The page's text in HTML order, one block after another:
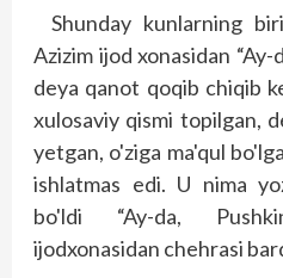
Shunday kunlarning
Azizim ijod xonasidan
deya qanot qoqib chiqib
xulosaviy qismi topilgan,
yetgan, o'ziga ma'qul
ishlatmas edi. U nima
bo'ldi “Ay-da,
ijodxonasidan chehrasi